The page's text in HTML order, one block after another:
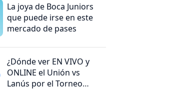
La joya de Boca Juniors
que puede irse en este
mercado de pases
¿Dónde ver EN VIVO y
ONLINE el Unión vs
Lanús por el Torneo